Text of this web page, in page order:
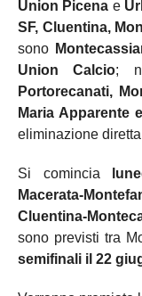
Union Picena e
SF, Cluentina,
sono
Union Calcio;
Portorecanati,
Maria Apparente
eliminazione
Si comincia
Macerata-
Cluentina-
sono previsti tra
semifinali il 22